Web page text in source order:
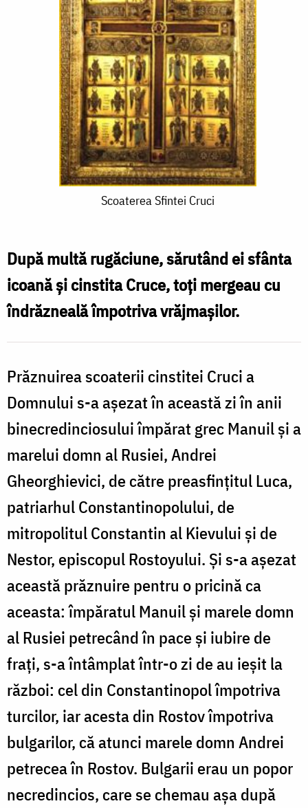
Cruci
Scoaterea Sfintei Cruci
După multă rugăciune, sărutând ei sfânta
icoană și cinstita Cruce, toți mergeau cu
îndrăzneală împotriva vrăjmașilor.
Prăznuirea scoaterii cinstitei Cruci a
Domnului s-a așezat în această zi în anii
binecredinciosului împărat grec Manuil și a
marelui domn al Rusiei, Andrei
Gheorghievici, de către preasfințitul Luca,
patriarhul Constantinopolului, de
mitropolitul Constantin al Kievului și de
Nestor, episcopul Rostoyului. Și s-a așezat
această prăznuire pentru o pricină ca
aceasta: împăratul Manuil și marele domn
al Rusiei petrecând în pace și iubire de
frați, s-a întâmplat într-o zi de au ieșit la
război: cel din Constantinopol împotriva
turcilor, iar acesta din Rostov împotriva
bulgarilor, că atunci marele domn Andrei
petrecea în Rostov. Bulgarii erau un popor
necredincios, care se chemau așa după